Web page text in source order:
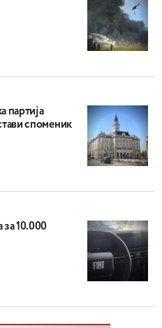
партија
споменик
за 10.000